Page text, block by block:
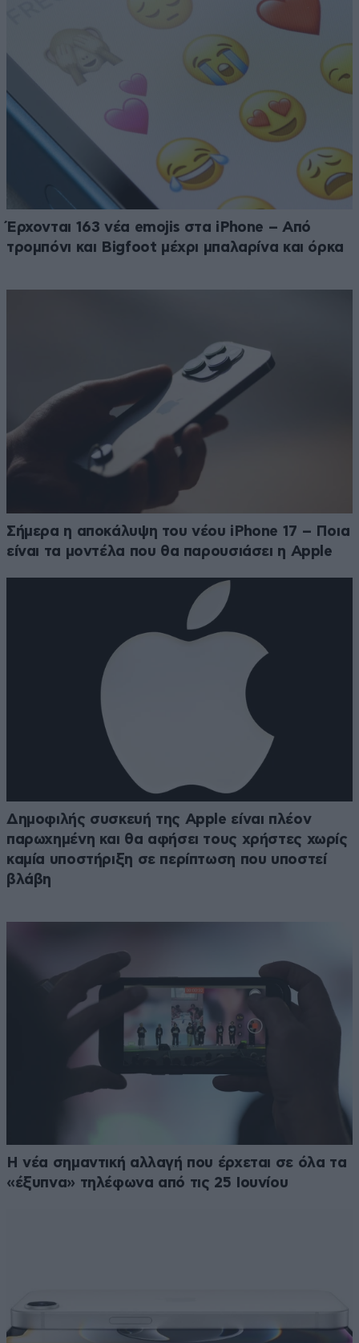
Έρχονται 163 νέα emojis στα iPhone – Από
τρομπόνι και Bigfoot μέχρι μπαλαρίνα και όρκα
Σήμερα η αποκάλυψη του νέου iPhone 17 – Ποια
είναι τα μοντέλα που θα παρουσιάσει η Apple
Δημοφιλής συσκευή της Apple είναι πλέον
παρωχημένη και θα αφήσει τους χρήστες χωρίς
καμία υποστήριξη σε περίπτωση που υποστεί
βλάβη
Η νέα σημαντική αλλαγή που έρχεται σε όλα τα
«έξυπνα» τηλέφωνα από τις 25 Ιουνίου